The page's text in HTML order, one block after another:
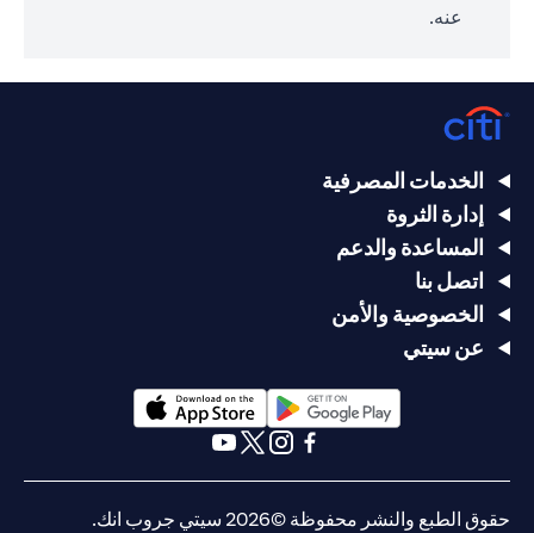
عنه.
الخدمات المصرفية
إدارة الثروة
المساعدة والدعم
اتصل بنا
الخصوصية والأمن
عن سيتي
(opens in a new tab)
حقوق الطبع والنشر محفوظة ©2026 سيتي جروب انك.